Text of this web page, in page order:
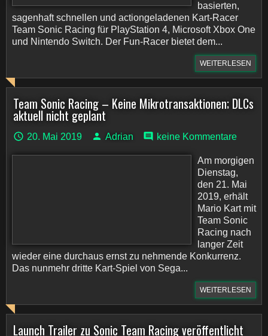
basierten,
sagenhaft schnellen und actiongeladenen Kart-Racer
Team Sonic Racing für PlayStation 4, Microsoft Xbox One
und Nintendo Switch. Der Fun-Racer bietet dem...
WEITERLESEN
Team Sonic Racing – Keine Mikrotransaktionen; DLCs
aktuell nicht geplant
20. Mai 2019 Adrian keine Kommentare
Am morgigen
Dienstag,
den 21. Mai
2019, erhält
Mario Kart mit
Team Sonic
Racing nach
langer Zeit
wieder eine durchaus ernst zu nehmende Konkurrenz.
Das nunmehr dritte Kart-Spiel von Sega...
WEITERLESEN
Launch Trailer zu Sonic Team Racing veröffentlicht